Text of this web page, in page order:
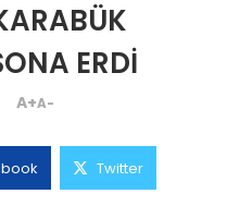
ERDİ
A+A-
Twitter